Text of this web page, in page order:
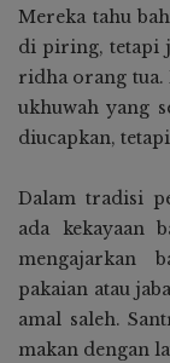
Mereka tahu
di piring, tetapi
ridha orang
ukhuwah yang
diucapkan,
Dalam tradisi
ada kekayaan
mengajarkan
pakaian atau
amal saleh.
makan dengan